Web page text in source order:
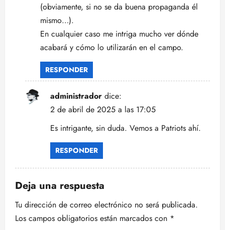
(obviamente, si no se da buena propaganda él
mismo…).
En cualquier caso me intriga mucho ver dónde
acabará y cómo lo utilizarán en el campo.
RESPONDER
administrador dice:
2 de abril de 2025 a las 17:05
Es intrigante, sin duda. Vemos a Patriots ahí.
RESPONDER
Deja una respuesta
Tu dirección de correo electrónico no será publicada.
Los campos obligatorios están marcados con *